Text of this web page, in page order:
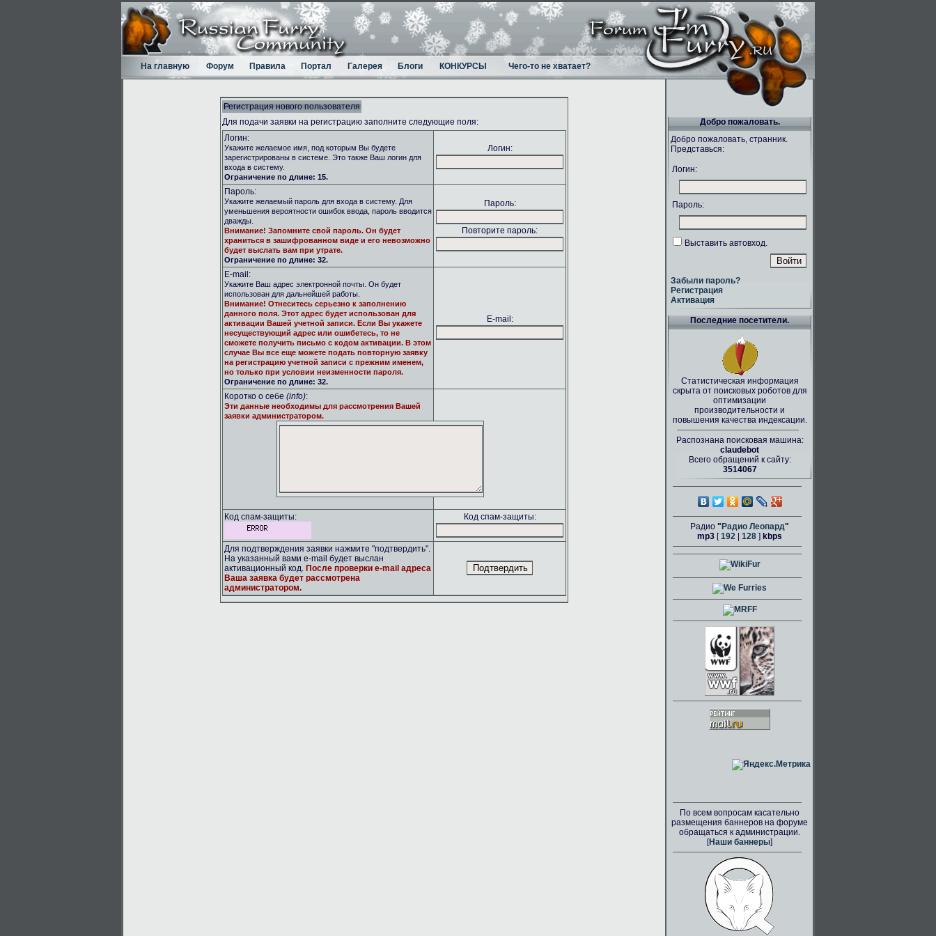
На главную Форум Правила Портал Галерея Блоги КОНКУРСЫ Чего-то не хватает?
Регистрация нового пользователя
Для подачи заявки на регистрацию заполните следующие поля:
Логин:
Укажите желаемое имя, под которым Вы будете
зарегистрированы в системе. Это также Ваш логин для
входа в систему.
Ограничение по длине: 15.
Логин:
Пароль:
Укажите желаемый пароль для входа в систему. Для
уменьшения вероятности ошибок ввода, пароль вводится
дважды.
Внимание! Запомните свой пароль. Он будет
храниться в зашифрованном виде и его невозможно
будет выслать вам при утрате.
Ограничение по длине: 32.
Пароль:
Повторите пароль:
E-mail:
Укажите Ваш адрес электронной почты. Он будет
использован для дальнейшей работы.
Внимание! Отнеситесь серьезно к заполнению
данного поля. Этот адрес будет использован для
активации Вашей учетной записи. Если Вы укажете
несуществующий адрес или ошибетесь, то не
сможете получить письмо с кодом активации. В этом
случае Вы все еще можете подать повторную заявку
на регистрацию учетной записи с прежним именем,
но только при условии неизменности пароля.
Ограничение по длине: 32.
E-mail:
Коротко о себе (info):
Эти данные необходимы для рассмотрения Вашей
заявки администратором.
Код спам-защиты: Код спам-защиты:
Для подтверждения заявки нажмите "подтвердить".
На указанный вами e-mail будет выслан
активационный код. После проверки e-mail адреса
Ваша заявка будет рассмотрена
администратором.
Добро пожаловать.
Добро пожаловать, странник.
Представься:
Логин:
Пароль:
Выставить автовход.
Забыли пароль?
Регистрация
Активация
Последние посетители.
Статистическая информация
скрыта от поисковых роботов для
оптимизации
производительности и
повышения качества индексации.
Распознана поисковая машина:
claudebot
Всего обращений к сайту:
3514067
Радио " Радио Леопард"
mp3 [192 128 ] kbps
По всем вопросам касательно
размещения баннеров на форуме
обращаться к администрации.
[Наши баннеры]